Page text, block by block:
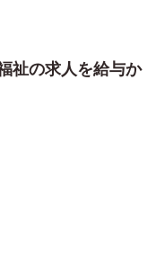
祉の求人を給与か